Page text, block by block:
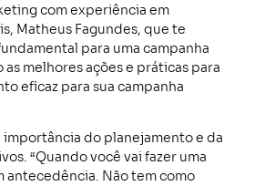
com experiência em
Matheus Fagundes, que te
para uma campanha
melhores ações e práticas para
eficaz para sua campanha
importância do planejamento e da
“Quando você vai fazer uma
antecedência. Não tem como